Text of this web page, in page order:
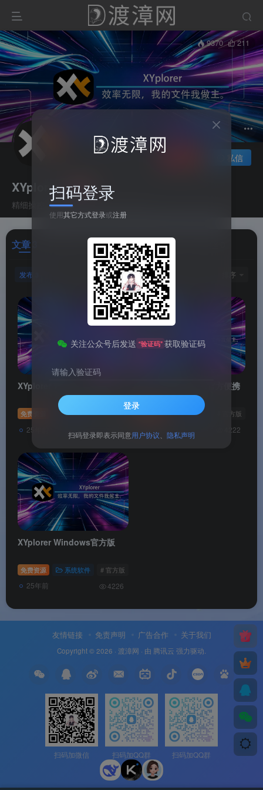
9370 211
XYplorer
精细操控，效率无限，我的文件我做主。
私信
文章 评论0 港湾0 帖子
发布 排序
XYplorer Windows便携版
免费资源 系统软件 # 多语言 # Windows # ZIP
25年前
XYplorer Windows官方便携
版
免费资源 系统软件 # 官方版
4222
XYplorer Windows官方版
免费资源 系统软件 # 官方版
25年前 4226
友情链接 免责声明 广告合作 关于我们
Copyright © 2026 · 渡漳网 · 由 腾讯云 强力驱动.
扫码加微信 扫码加QQ群 扫码加QQ群
扫码登录
使用其它方式登录或注册
关注公众号后发送 “验证码” 获取验证码
请输入验证码
登录
扫码登录即表示同意用户协议 隐私声明